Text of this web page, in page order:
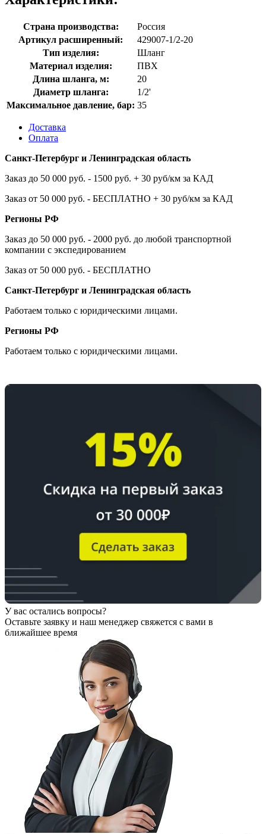
Страна производства:
Россия
Артикул расширенный:
429007-1/2-20
Тип изделия:
Шланг
Материал изделия:
ПВХ
Длина шланга, м:
20
Диаметр шланга:
1/2'
Максимальное давление, бар: 35
Доставка
Оплата
Санкт-Петербург и Ленинградская область
Заказ до 50 000 руб. - 1500 руб. + 30 руб/км за КАД
Заказ от 50 000 руб. - БЕСПЛАТНО + 30 руб/км за КАД
Регионы РФ
Заказ до 50 000 руб. - 2000 руб. до любой транспортной
компании с экспедированием
Заказ от 50 000 руб. - БЕСПЛАТНО
Санкт-Петербург и Ленинградская область
Работаем только с юридическими лицами.
Регионы РФ
Работаем только с юридическими лицами.
У вас остались вопросы?
Оставьте заявку и наш менеджер свяжется с вами в
ближайшее время